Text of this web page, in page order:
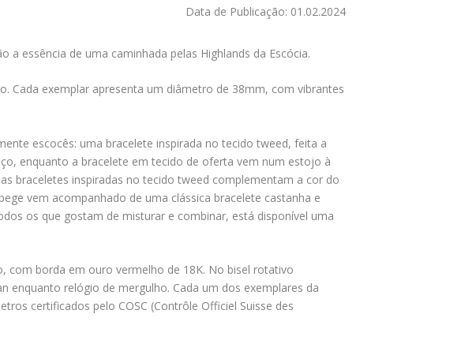
Data de Publicação: 01.02.2024
essência de uma caminhada pelas Highlands da Escócia.
Cada exemplar apresenta um diâmetro de 38mm, com vibrantes
escocês: uma bracelete inspirada no tecido tweed, feita a
enquanto a bracelete em tecido de oferta vem num estojo à
braceletes inspiradas no tecido tweed complementam a cor do
vem acompanhado de uma clássica bracelete castanha e
os que gostam de misturar e combinar, está disponível uma
com borda em ouro vermelho de 18K. No bisel rotativo
relógio de mergulho. Cada um dos exemplares da
certificados pelo COSC (Contrôle Officiel Suisse des